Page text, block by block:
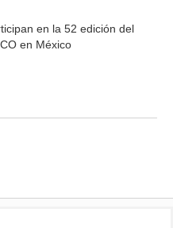
en la 52 edición del
en México